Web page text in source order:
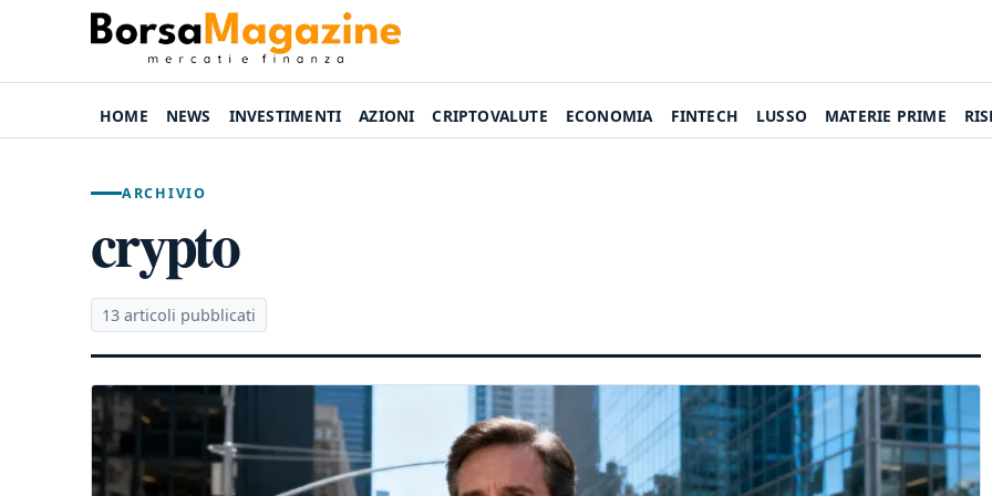
HOME NEWS INVESTIMENTI AZIONI CRIPTOVALUTE ECONOMIA FINTECH LUSSO MATERIE PRIME
ARCHIVIO
crypto
13 articoli pubblicati